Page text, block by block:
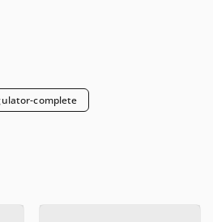
complete